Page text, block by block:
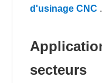
d'usinage CNC .
secteurs